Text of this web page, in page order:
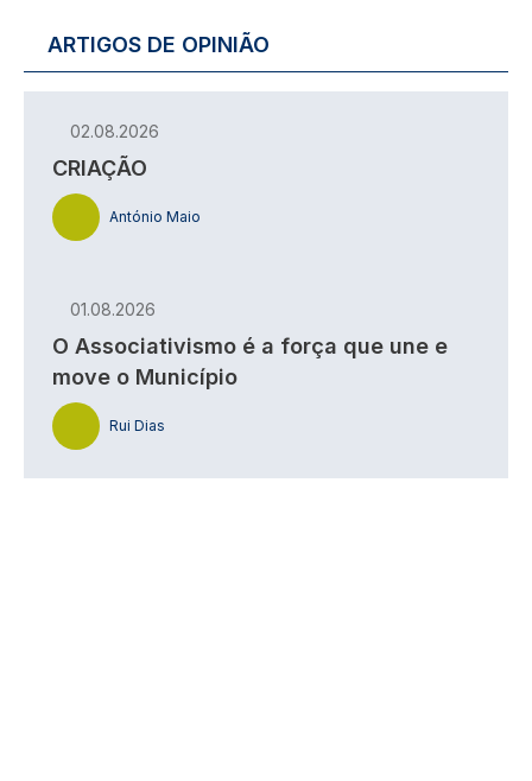
ARTIGOS DE OPINIÃO
02.08.2026
CRIAÇÃO
António Maio
01.08.2026
O Associativismo é a força que une e
move o Município
Rui Dias